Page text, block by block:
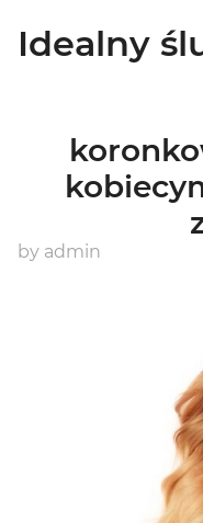
Idealny
by admin